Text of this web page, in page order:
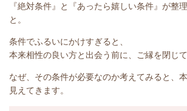
『絶対条件』と『あったら嬉しい条件』が整
と。
条件でふるいにかけすぎると、
本来相性の良い方と出会う前に、ご縁を閉じて
なぜ、その条件が必要なのか考えてみると、
見えてきます。